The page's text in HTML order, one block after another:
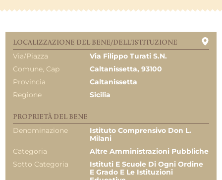
LOCALIZZAZIONE DEL BENE/DELL'ISTITUZIONE
Via/Piazza
Via Filippo Turati S.n.
Comune, Cap
Caltanissetta, 93100
Provincia
Caltanissetta
Regione
Sicilia
PROPRIETÀ DEL BENE
Denominazione
Istituto Comprensivo Don L.
Milani
Categoria
Altre Amministrazioni Pubbliche
Sotto Categoria
Istituti E Scuole Di Ogni Ordine
E Grado E Le Istituzioni